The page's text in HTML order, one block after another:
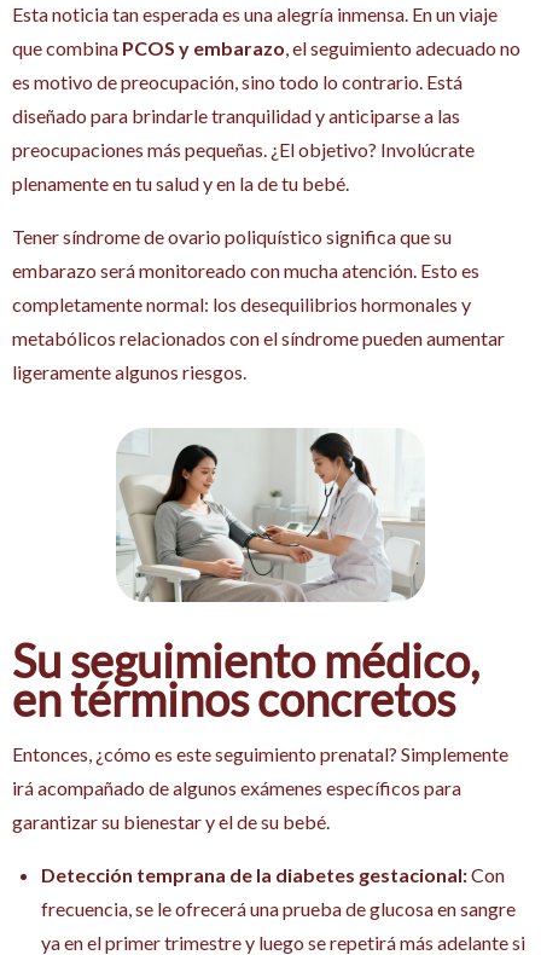
Esta noticia tan esperada es una alegría inmensa. En un viaje
que combina PCOS y embarazo , el seguimiento adecuado no
es motivo de preocupación, sino todo lo contrario. Está
diseñado para brindarle tranquilidad y anticiparse a las
preocupaciones más pequeñas. ¿El objetivo? Involúcrate
plenamente en tu salud y en la de tu bebé.
Tener síndrome de ovario poliquístico significa que su
embarazo será monitoreado con mucha atención. Esto es
completamente normal: los desequilibrios hormonales y
metabólicos relacionados con el síndrome pueden aumentar
ligeramente algunos riesgos.
Su seguimiento médico,
en términos concretos
Entonces, ¿cómo es este seguimiento prenatal? Simplemente
irá acompañado de algunos exámenes específicos para
garantizar su bienestar y el de su bebé.
Detección temprana de la diabetes gestacional:Con
frecuencia, se le ofrecerá una prueba de glucosa en sangre
ya en el primer trimestre y luego se repetirá más adelante si